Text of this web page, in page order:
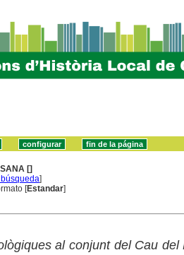
[]
]
[Estandar]
al conjunt del Cau